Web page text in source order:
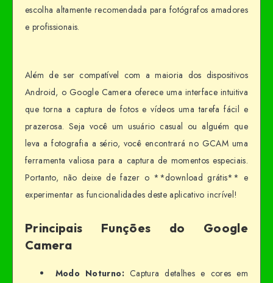
escolha altamente recomendada para fotógrafos amadores
e profissionais.
Além de ser compatível com a maioria dos dispositivos
Android, o Google Camera oferece uma interface intuitiva
que torna a captura de fotos e vídeos uma tarefa fácil e
prazerosa. Seja você um usuário casual ou alguém que
leva a fotografia a sério, você encontrará no GCAM uma
ferramenta valiosa para a captura de momentos especiais.
Portanto, não deixe de fazer o **download grátis** e
experimentar as funcionalidades deste aplicativo incrível!
Principais Funções do Google
Camera
Modo Noturno:Captura detalhes e cores em